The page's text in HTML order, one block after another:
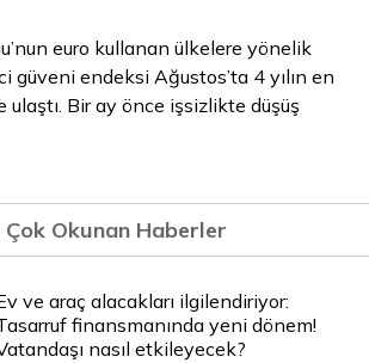
euro kullanan ülkelere yönelik
güveni endeksi Ağustos’ta 4 yılın en
Bir ay önce işsizlikte düşüş
Çok Okunan Haberler
ve araç alacakları ilgilendiriyor:
finansmanında yeni dönem!
nasıl etkileyecek?